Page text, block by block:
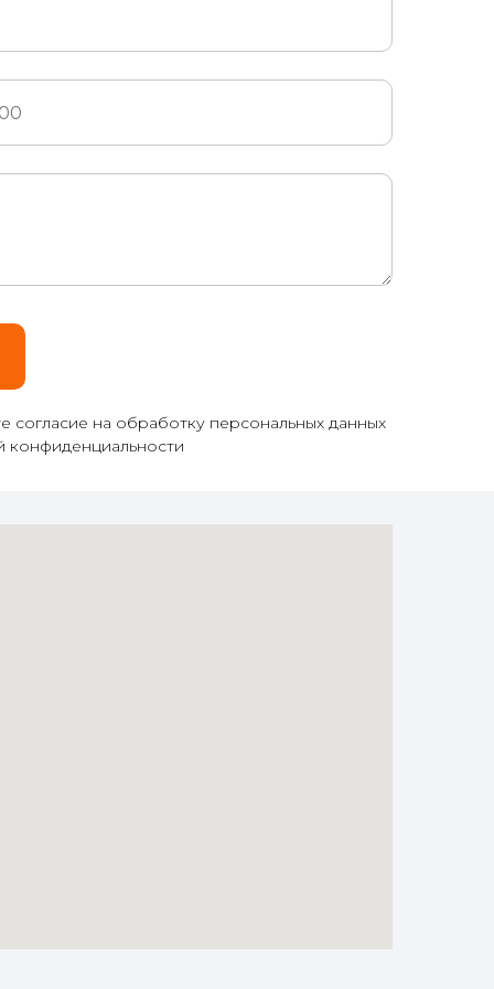
согласие на обработку персональных данных
конфиденциальности